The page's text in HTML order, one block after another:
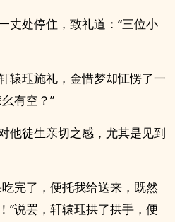
丈处停住，致礼道：“三位小
辕珏施礼，金惜梦却怔愣了一
有空？”
他徒生亲切之感，尤其是见到
完了，便托我给送来，既然
”说罢，轩辕珏拱了拱手，便